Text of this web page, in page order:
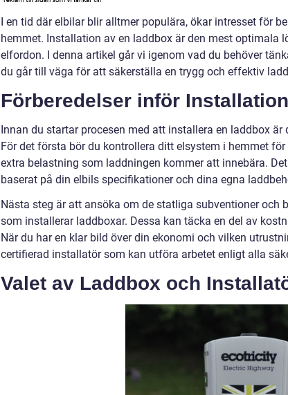
I en tid där elbilar blir alltmer populära, ökar intresset för
hemmet. Installation av en laddbox är den mest optimala
elfordon. I denna artikel går vi igenom vad du behöver
du går till väga för att säkerställa en trygg och effektiv
Förberedelser inför
Innan du startar procesen med att installera en laddbox
För det första bör du kontrollera ditt elsystem i hemmet
extra belastning som laddningen kommer att innebära.
baserat på din elbils specifikationer och dina egna
Nästa steg är att ansöka om de statliga subventioner
som installerar laddboxar. Dessa kan täcka en del av
När du har en klar bild över din ekonomi och vilken
certifierad installatör som kan utföra arbetet enligt alla
Valet av Laddbox och